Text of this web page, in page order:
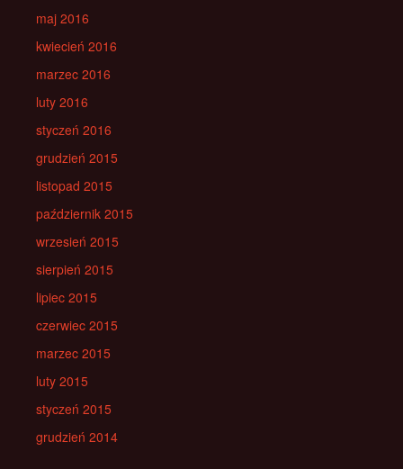
maj 2016
kwiecień 2016
marzec 2016
luty 2016
styczeń 2016
grudzień 2015
listopad 2015
październik 2015
wrzesień 2015
sierpień 2015
lipiec 2015
czerwiec 2015
marzec 2015
luty 2015
styczeń 2015
grudzień 2014